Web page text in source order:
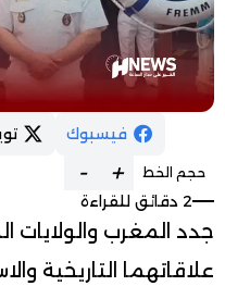
فيسبوك
حجم الخط +
-
2 دقائق للقراءة
جدد المغرب والولايات
علاقاتهما التاريخية